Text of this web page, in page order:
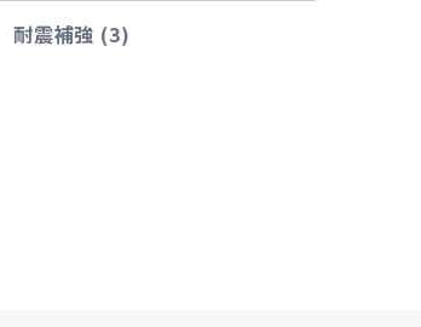
耐震補強 (3)